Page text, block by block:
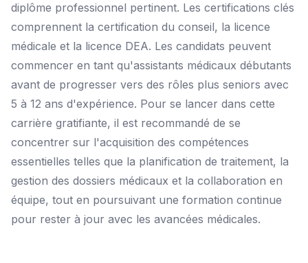
diplôme professionnel pertinent. Les certifications clés
comprennent la certification du conseil, la licence
médicale et la licence DEA. Les candidats peuvent
commencer en tant qu'assistants médicaux débutants
avant de progresser vers des rôles plus seniors avec
5 à 12 ans d'expérience. Pour se lancer dans cette
carrière gratifiante, il est recommandé de se
concentrer sur l'acquisition des compétences
essentielles telles que la planification de traitement, la
gestion des dossiers médicaux et la collaboration en
équipe, tout en poursuivant une formation continue
pour rester à jour avec les avancées médicales.